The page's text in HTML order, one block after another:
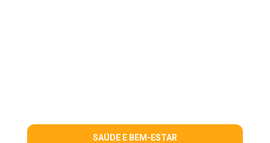
SAÚDE E BEM-ESTAR